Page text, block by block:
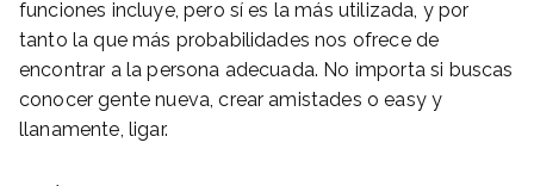
funciones incluye, pero sí es la más utilizada, y por
tanto la que más probabilidades nos ofrece de
encontrar a la persona adecuada. No importa si buscas
conocer gente nueva, crear amistades o easy y
llanamente, ligar.